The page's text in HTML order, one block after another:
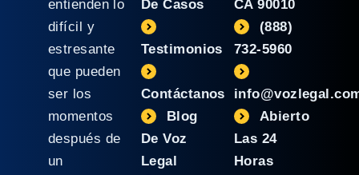
entienden lo
difícil y
estresante
que pueden
ser los
momentos
después de
un
De Casos
Testimonios
Contáctanos
Blog
De Voz
Legal
CA 90010
(888)
732-5960
Abierto
Las 24
Horas